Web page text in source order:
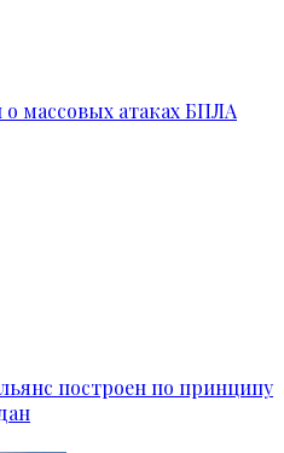
массовых атаках БПЛА
построен по принципу